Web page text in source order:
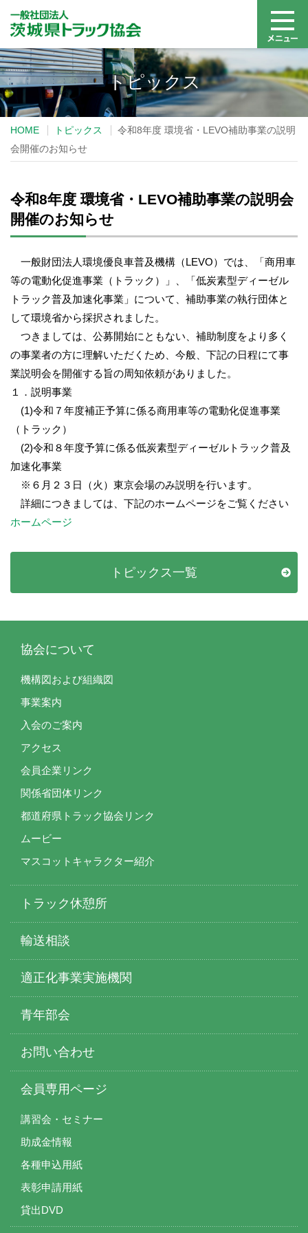
トピックス
HOME トピックス
令和8年度 環境省・LEVO補助事業の説明
会開催のお知らせ
令和8年度 環境省・LEVO補助事業の説明会
開催のお知らせ
一般財団法人環境優良車普及機構（LEVO）では、「商用車
等の電動化促進事業（トラック）」、「低炭素型ディーゼル
トラック普及加速化事業」について、補助事業の執行団体と
して環境省から採択されました。
つきましては、公募開始にともない、補助制度をより多く
の事業者の方に理解いただくため、今般、下記の日程にて事
業説明会を開催する旨の周知依頼がありました。
１．説明事業
(1)令和７年度補正予算に係る商用車等の電動化促進事業
（トラック）
(2)令和８年度予算に係る低炭素型ディーゼルトラック普及
加速化事業
※６月２３日（火）東京会場のみ説明を行います。
詳細につきましては、下記のホームページをご覧ください
ホームページ
トピックス一覧
協会について
機構図および組織図
事業案内
入会のご案内
アクセス
会員企業リンク
関係省団体リンク
都道府県トラック協会リンク
ムービー
マスコットキャラクター紹介
トラック休憩所
輸送相談
適正化事業実施機関
青年部会
お問い合わせ
会員専用ページ
講習会・セミナー
助成金情報
各種申込用紙
表彰申請用紙
貸出DVD